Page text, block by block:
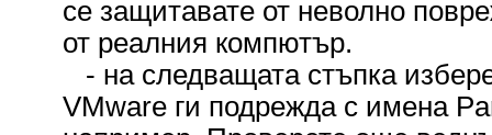
се защитавате от неволно
от реалния компютър.
- на следващата стъпка
VMware ги подрежда с имена